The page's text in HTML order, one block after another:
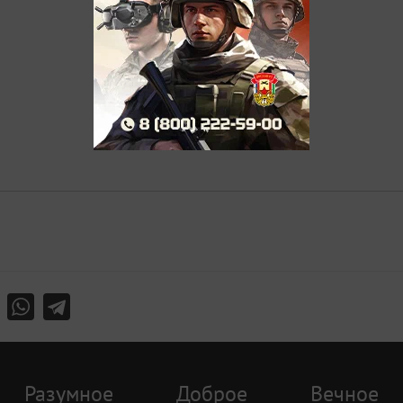
Разумное Доброе Вечное